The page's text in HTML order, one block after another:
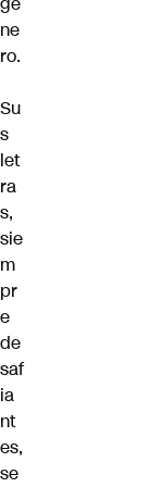
ne
ro.
Su
s
let
ra
s,
sie
m
pr
e
de
saf
ia
nt
es,
se